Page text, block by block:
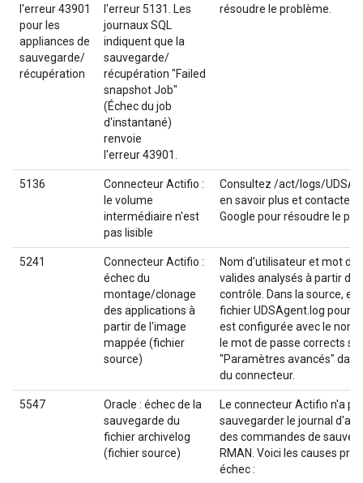
l'erreur 43901
pour les
appliances de
sauvegarde/
récupération
l'erreur 5131. Les
journaux SQL
indiquent que la
sauvegarde/
récupération "Failed
snapshot Job"
(Échec du job
d'instantané)
renvoie
l'erreur 43901.
résoudre le problème.
5136
Connecteur Actifio :
le volume
intermédiaire n'est
pas lisible
Consultez /act/logs/
en savoir plus et contactez
Google pour résoudre le
5241
Connecteur Actifio :
échec du
montage/clonage
des applications à
partir de l'image
mappée (fichier
source)
Nom d'utilisateur et mot de
valides analysés à partir du
contrôle. Dans la source,
fichier UDSAgent.log pour
est configurée avec le nom
le mot de passe corrects
"Paramètres avancés"
du connecteur.
5547
Oracle : échec de la
sauvegarde du
fichier archivelog
(fichier source)
Le connecteur Actifio n'a
sauvegarder le journal
des commandes de
RMAN. Voici les causes
échec :